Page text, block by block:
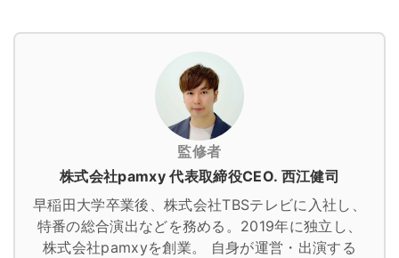
監修者
株式会社pamxy 代表取締役CEO. 西江健司
早稲田大学卒業後、株式会社TBSテレビに入社し、
特番の総合演出などを務める。2019年に独立し、
株式会社pamxyを創業。
自身が運営・出演する